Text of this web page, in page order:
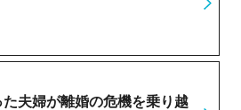
夫婦が離婚の危機を乗り越